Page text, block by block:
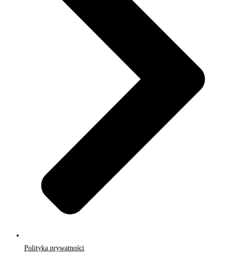
Polityka prywatności